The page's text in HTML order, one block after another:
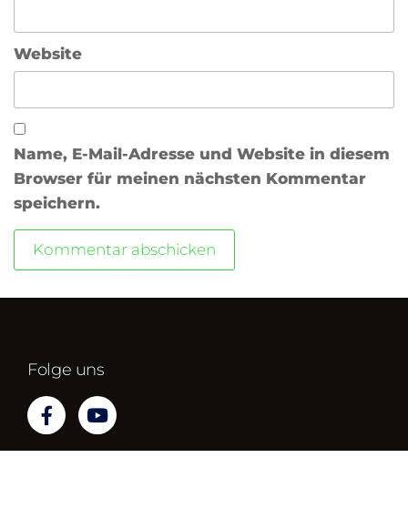
Website
Name, E-Mail-Adresse und Website in diesem
Browser für meinen nächsten Kommentar
speichern.
Folge uns